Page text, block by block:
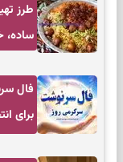
طرز
برای